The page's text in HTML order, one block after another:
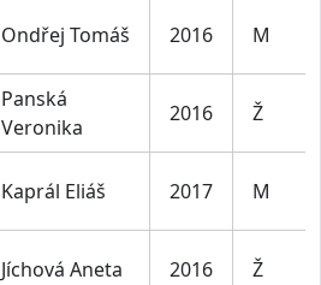
Ondřej Tomáš 2016 M
Panská
Veronika
2016 Ž
Kaprál Eliáš 2017 M
Jíchová Aneta 2016 Ž